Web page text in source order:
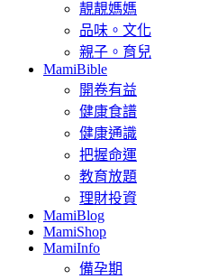
靚靚媽媽
品味。文化
親子。育兒
MamiBible
開卷有益
健康食譜
健康通識
把握命運
教育放題
理財投資
MamiBlog
MamiShop
MamiInfo
備孕期